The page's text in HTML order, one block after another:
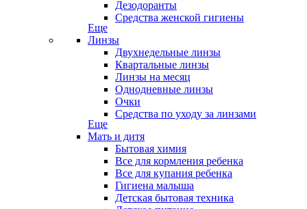
Дезодоранты
Средства женской гигиены
Еще
Линзы
Двухнедельные линзы
Квартальные линзы
Линзы на месяц
Однодневные линзы
Очки
Средства по уходу за линзами
Еще
Мать и дитя
Бытовая химия
Все для кормления ребенка
Все для купания ребенка
Гигиена малыша
Детская бытовая техника